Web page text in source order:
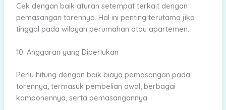
Cek dengan baik aturan setempat terkait dengan
pemasangan torennya. Hal ini penting terutama jika
tinggal pada wilayah perumahan atau apartemen.
10. Anggaran yang Diperlukan
Perlu hitung dengan baik biaya pemasangan pada
torennya, termasuk pembelian awal, berbagai
komponennya, serta pemasangannya.